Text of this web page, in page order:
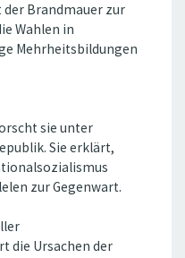
Brandmauer zur
Wahlen in
Mehrheitsbildungen
sie unter
Sie erklärt,
zur Gegenwart.
die Ursachen der